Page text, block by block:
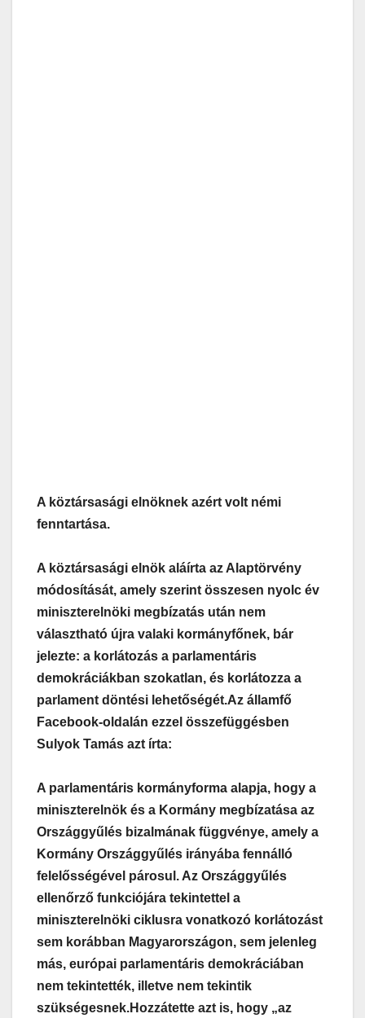
A köztársasági elnöknek azért volt némi
fenntartása.
A köztársasági elnök aláírta az Alaptörvény
módosítását, amely szerint összesen nyolc év
miniszterelnöki megbízatás után nem
választható újra valaki kormányfőnek, bár
jelezte: a korlátozás a parlamentáris
demokráciákban szokatlan, és korlátozza a
parlament döntési lehetőségét.Az államfő
Facebook-oldalán ezzel összefüggésben
Sulyok Tamás azt írta:
A parlamentáris kormányforma alapja, hogy a
miniszterelnök és a Kormány megbízatása az
Országgyűlés bizalmának függvénye, amely a
Kormány Országgyűlés irányába fennálló
felelősségével párosul. Az Országgyűlés
ellenőrző funkciójára tekintettel a
miniszterelnöki ciklusra vonatkozó korlátozást
sem korábban Magyarországon, sem jelenleg
más, európai parlamentáris demokráciában
nem tekintették, illetve nem tekintik
szükségesnek.Hozzátette azt is, hogy „az